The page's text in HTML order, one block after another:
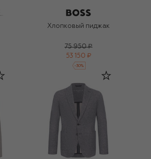
Хлопковый пиджак
75 950 ₽
53 150 ₽
-30%